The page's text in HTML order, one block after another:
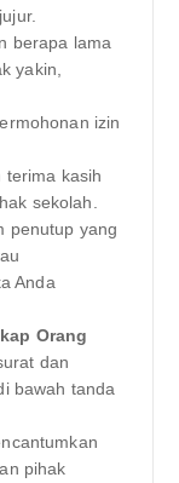
berapa lama
yakin,
izin
terima kasih
sekolah.
penutup yang
Anda
Orang
dan
bawah tanda
pihak